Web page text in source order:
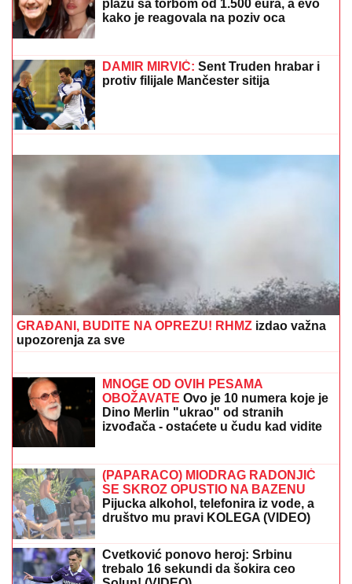
KAMIONA KOJI JE POKOSIO PUTARE
Saslušan u tužilaštvu u Šapcu: Udario
VODITELJKA RTS-A UŽIVA NA JAHTI
praćka u 52. godini: Otkopčala košulju i pokazala
zašto važi za jednu od najzgodnijih (Foto)
ANELI POKAZALA STAN U
DUBROVNIKU, TU JE I NORA!Evo šta
joj ćerka non-stop govori - otvoreno o
suđenju s Asminom: "Stanija je
budaletina" (VIDEO)
UŽIVALA NA MORULara došla na
plažu sa torbom od 1.500 eura, a evo
kako je reagovala na poziv oca